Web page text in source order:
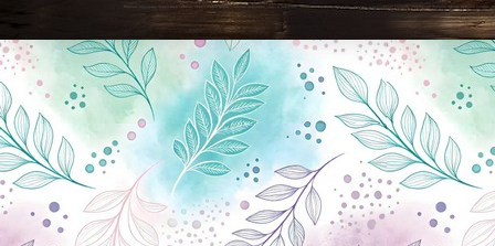
Новини Чернігова, Чернігівські новини, Чернігівський формат, новини Чернігова, події в Чернігові: політика, економіка, аналітика, культура, відеоновини, екологія, спортивний Чернігів, туризм, Чернігів